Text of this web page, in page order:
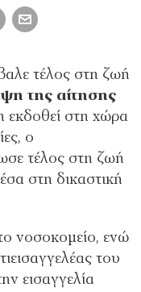
τέλος στη ζωή
της αίτησης
εκδοθεί στη χώρα
ο
τέλος στη ζωή
στη δικαστική
νοσοκομείο, ενώ
του
εισαγγελία